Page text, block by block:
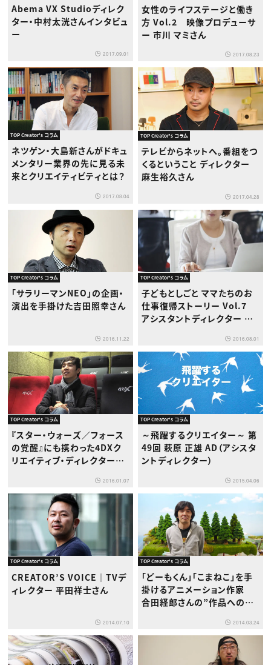
プロフェッショナル×つながる×メディア
Abema VX Studioディレク
ター・中村太洸さんインタビュ
ー
2017.09.01
女性のライフステージと働き
方 Vol.2 映像プロデューサ
ー 市川 マミさん
2017.08.23
TOP Creator's コラム
ネツゲン・大島新さんがドキュ
メンタリー業界の先に見る未
来とクリエイティビティとは？
2017.08.04
TOP Creator's コラム
テレビからネットへ。番組をつ
くるということ ディレクター
麻生裕久さん
2017.04.28
TOP Creator's コラム
「サラリーマンNEO」の企画・
演出を手掛けた吉田照幸さん
2016.11.22
TOP Creator's コラム
子どもとしごと ママたちのお
仕事復帰ストーリー Vol.7
アシスタントディレクター 関
2016.08.01
TOP Creator's コラム
『スター・ウォーズ／フォース
の覚醒』にも携わった4DXク
リエイティブ・ディレクターが
2016.01.07
TOP Creator's コラム
～飛躍するクリエイター～ 第
49回 萩原 正雄 AD（アシスタ
ントディレクター）
2015.04.06
TOP Creator's コラム
CREATOR’S VOICE｜TVデ
ィレクター 平田祥士さん
2014.07.10
TOP Creator's コラム
「どーもくん」「こまねこ」を手
掛けるアニメーション作家
合田経郎さんの”作品への想
2014.03.24